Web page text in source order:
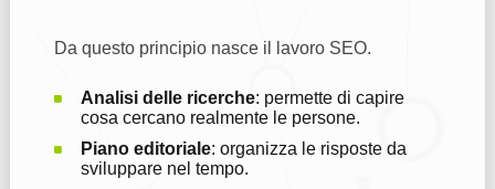
Da questo principio nasce il lavoro SEO.
Analisi delle ricerche: permette di capire
cosa cercano realmente le persone.
Piano editoriale: organizza le risposte da
sviluppare nel tempo.